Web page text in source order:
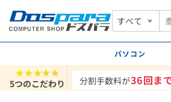
すべて
パソコン
★★★★★
5つのこだわり
分割手数料が36回ま